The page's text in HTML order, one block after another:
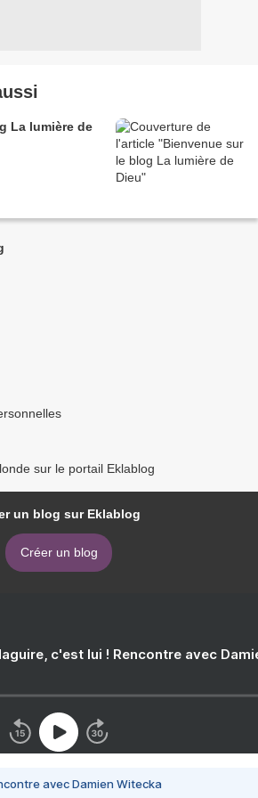
sur le portail Eklablog
un blog sur Eklablog
Créer un blog
c'est lui ! Rencontre avec
avec Damien Witecka